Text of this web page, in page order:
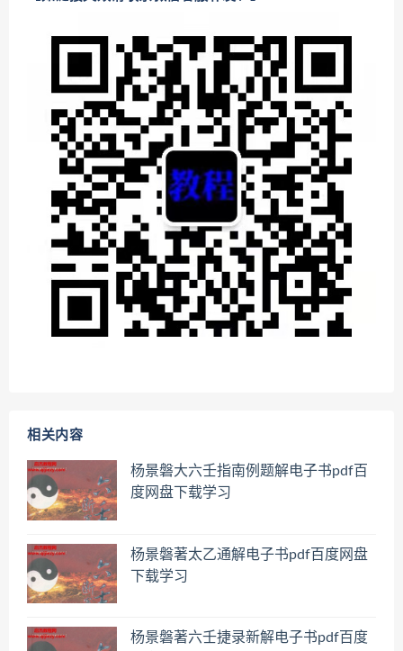
相关内容
杨景磐大六壬指南例题解电子书pdf百
度网盘下载学习
杨景磐著太乙通解电子书pdf百度网盘
下载学习
杨景磐著六壬捷录新解电子书pdf百度